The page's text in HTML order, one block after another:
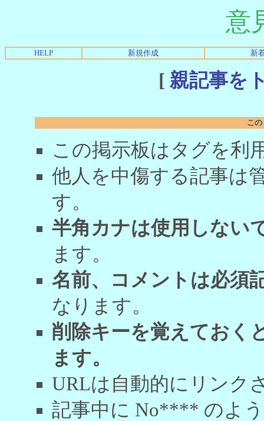
意
HELP 新規作成 新
[ 親記事を
こ
この掲示板はタグを利
他人を中傷する記事は
す。
半角カナは使用しない
ます。
名前、コメントは必須
なります。
削除キーを覚えておく
ます。
URLは自動的にリンク
記事中に No**** のよ